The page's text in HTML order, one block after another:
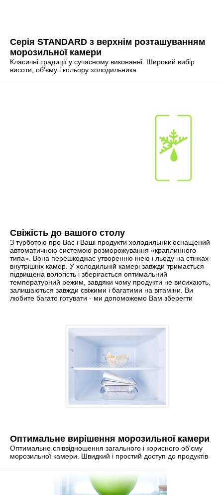
Серія STANDARD з верхнім розташуванням
морозильної камери
Класичні традиції у сучасному виконанні. Широкий вибір
висоти, об'єму і кольору холодильника
Свіжість до вашого столу
З турботою про Вас і Ваші продукти холодильник оснащений
автоматичною системою розморожування «краплинного
типа». Вона перешкоджає утворенню інею і льоду на стінках
внутрішніх камер. У холодильній камері завжди тримається
підвищена вологість і зберігається оптимальний
температурний режим, завдяки чому продукти не висихають,
залишаються завжди свіжими і багатими на вітаміни. Ви
любите багато готувати - ми допоможемо Вам зберегти
Оптимальне вирішення морозильної камери
Оптимальне співвідношення загального і корисного об'єму
морозильної камери. Швидкий і простий доступ до продуктів